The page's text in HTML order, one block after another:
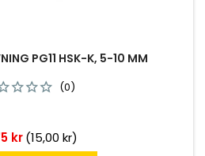
PG11 HSK-K, 5-10 MM
(0)
kr (15,00 kr)